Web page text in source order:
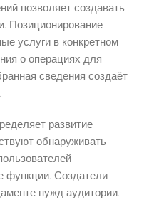
позволяет создавать
Позиционирование
услуги в конкретном
о операциях для
сведения создаёт
развитие
обнаруживать
функции. Создатели
нужд аудитории.